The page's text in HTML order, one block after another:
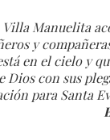
Villa Manuelita
y
en el cielo y
Dios con sus
para Santa